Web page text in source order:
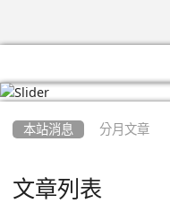
本站消息 分月文章
文章列表